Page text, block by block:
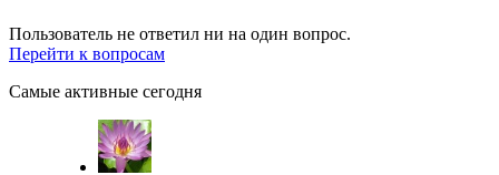
Пользователь не ответил ни на один вопрос.
Перейти к вопросам
Самые активные сегодня